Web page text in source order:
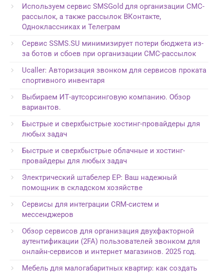
Используем сервис SMSGold для организации СМС-
рассылок, а также рассылок ВКонтакте,
Одноклассниках и Телеграм
Сервис SSMS.SU минимизирует потери бюджета из-
за ботов и сбоев при организации СМС-рассылок
Ucaller: Авторизация звонком для сервисов проката
спортивного инвентаря
Выбираем ИТ-аутсорсинговую компанию. Обзор
вариантов.
Быстрые и сверхбыстрые хостинг-провайдеры для
любых задач
Быстрые и сверхбыстрые облачные и хостинг-
провайдеры для любых задач
Электрический штабелер EP: Ваш надежный
помощник в складском хозяйстве
Сервисы для интеграции CRM-систем и
мессенджеров
Обзор сервисов для организация двухфакторной
аутентификации (2FA) пользователей звонком для
онлайн-сервисов и интернет магазинов. 2025 год.
Мебель для малогабаритных квартир: как создать